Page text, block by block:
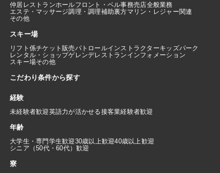
仲居 レストランホールフロント・ベル事務売店全般業務
エステ・マッサージ調理・調理補助裏方マリン・レジャー関連
その他
スキー場
リフト係チケット販売パトロールインストラクターキッズパーク
レンタル・ショップゲレンデレストラン インフォメーション
スキー場その他
こだわり条件から探す
経験
未経験者歓迎英語力が活かせる接客業経験者歓迎
年齢
大学生・専門学生歓迎30歳以上歓迎40歳以上歓迎
シニア（50代・60代）歓迎
寮